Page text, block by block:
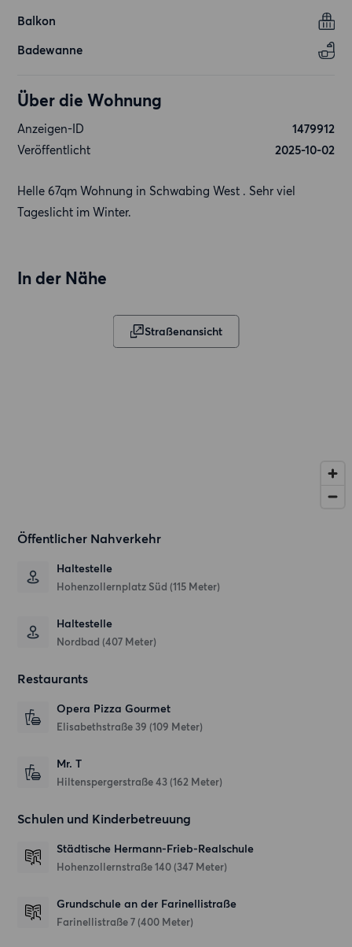
Balkon
Badewanne
Über die Wohnung
Anzeigen-ID
1479912
Veröffentlicht
2025-10-02
Helle 67qm Wohnung in Schwabing West . Sehr viel
Tageslicht im Winter.
In der Nähe
Straßenansicht
Öffentlicher Nahverkehr
Haltestelle
Hohenzollernplatz Süd (115 Meter)
Haltestelle
Nordbad (407 Meter)
Restaurants
Opera Pizza Gourmet
Elisabethstraße 39 (109 Meter)
Mr. T
Hiltenspergerstraße 43 (162 Meter)
Schulen und Kinderbetreuung
Städtische Hermann-Frieb-Realschule
Hohenzollernstraße 140 (347 Meter)
Grundschule an der Farinellistraße
Farinellistraße 7 (400 Meter)